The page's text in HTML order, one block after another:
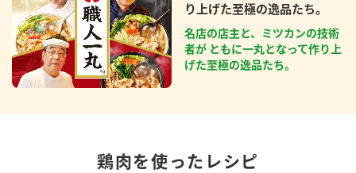
り上げた至極の逸品たち。
名店の店主と、ミツカンの技術
者が ともに一丸となって作り上
げた至極の逸品たち。
鶏肉を使ったレシピ